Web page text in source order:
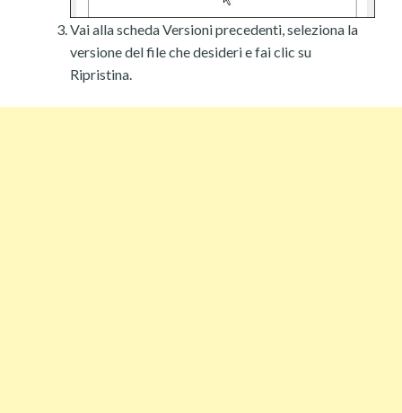
Vai alla scheda Versioni precedenti, seleziona la
versione del file che desideri e fai clic su
Ripristina.